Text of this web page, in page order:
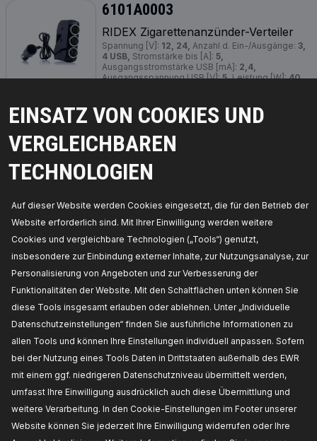
EINSATZ VON COOKIES UND
VERGLEICHBAREN
TECHNOLOGIEN
Auf dieser Website werden Cookies eingesetzt, die für den Betrieb der
Website erforderlich sind. Mit Ihrer Einwilligung werden weitere
Cookies und vergleichbare Technologien („Tools“) genutzt,
insbesondere zur Einbindung externer Inhalte, zur Nutzungsanalyse, zur
Personalisierung von Angeboten und zur Verbesserung der
Funktionalitäten der Website. Mit den Schaltflächen unten können Sie
diese Tools insgesamt erlauben oder ablehnen. Unter „Individuelle
Datenschutzeinstellungen“ finden Sie ausführliche Informationen zu
allen Tools und können Ihre Einstellungen individuell anpassen. Sofern
bei der Nutzung eines Tools Daten in Drittstaaten außerhalb des EWR
mit einem ggf. niedrigeren Datenschutzniveau übermittelt werden,
umfasst Ihre Einwilligung ausdrücklich auch diese Übermittlung und
weitere Verarbeitung. In den Cookie-Einstellungen im Footer unserer
Website können Sie jederzeit Ihre Einwilligung widerrufen oder Ihre
6101A0003
RIDEX Zigarettenanzünder-Verteiler
Spannung [V]: 12, 24, Anzahl d. Ein-/Ausgänge: 3,
4 USB, Stromstärke bis [A]: 5,
Ausgangsstromstärke USB [mA]: 2,4,
Ausgangsspannung USB [V]:5,Leistung [W]:40,
Hersteller:RIDEX, EAN-Nummer(n):
4066423348033
PREIS FÜR HÄNDLER ERHALTEN
TEILE, AUF DIE SIE SICH VERLASSEN KÖNNEN
JOSEF-ORLOPP-STRASSE 55
10365 BERLIN